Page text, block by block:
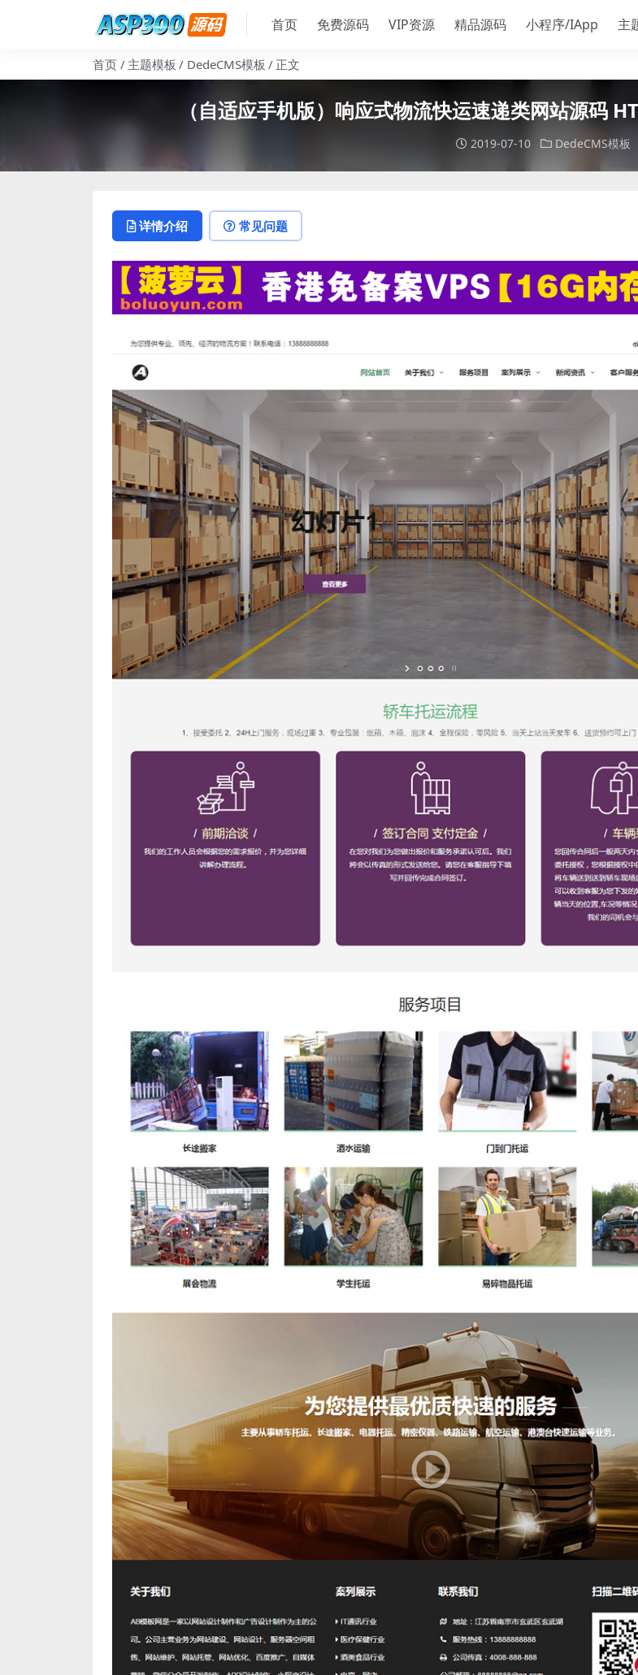
首页 免费源码 VIP资源 精品源码 小程序/IApp 主
首页 主题模板 DedeCMS模板 正文
（自适应手机版）响应式物流快运速递类网站源码
2019-07-10 DedeCMS模板
详情介绍 常见问题